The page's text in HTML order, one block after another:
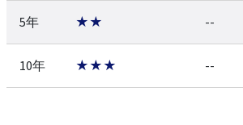
5年 ★★ --
10年 ★★★ --